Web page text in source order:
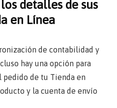
detalles de sus
en Línea
de contabilidad y
hay una opción para
de tu Tienda en
y la cuenta de envío